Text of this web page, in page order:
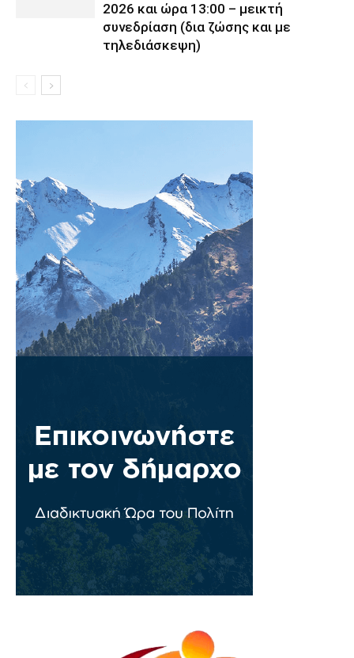
2026 και ώρα 13:00 – μεικτή
συνεδρίαση (δια ζώσης και με
τηλεδιάσκεψη)